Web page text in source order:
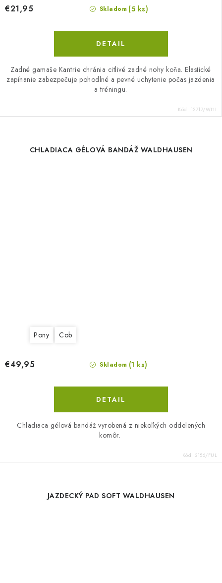
Skladom (5 ks)
€21,95
DETAIL
Zadné gamaše Kantrie chránia citlivé zadné nohy koňa. Elastické
zapínanie zabezpečuje pohodlné a pevné uchytenie počas jazdenia
a tréningu.
Kód: 12717/WHI
CHLADIACA GÉLOVÁ BANDÁŽ WALDHAUSEN
Pony Cob
Skladom (1 ks)
€49,95
DETAIL
Chladiaca gélová bandáž vyrobená z niekoľkých oddelených
komôr.
Kód: 3156/FUL
JAZDECKÝ PAD SOFT WALDHAUSEN